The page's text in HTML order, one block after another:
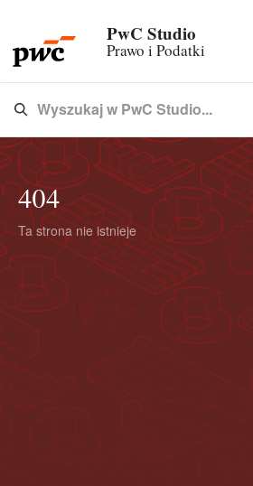
PwC Studio
Prawo i Podatki
Type 3 or more characters for results.
Wyszukaj w PwC Studio...
404
Ta strona nie istnieje